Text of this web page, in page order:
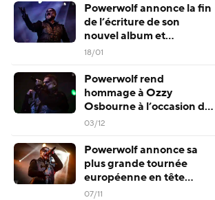
Powerwolf annonce la fin
de l’écriture de son
nouvel album et
s’apprête à entrer en
18/01
Powerwolf rend
hommage à Ozzy
Osbourne à l’occasion de
son 75e anniversaire en
tube Bark At The Moon
03/12
Powerwolf annonce sa
plus grande tournée
européenne en tête
d’affiche pour 2024 (avec
07/11